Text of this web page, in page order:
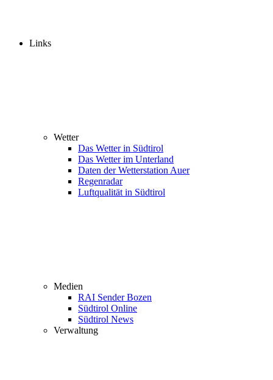
Links
Wetter
Das Wetter in Südtirol
Das Wetter im Unterland
Daten der Wetterstation Auer
Regenradar
Luftqualität in Südtirol
Medien
RAI Sender Bozen
Südtirol Online
Südtirol News
Verwaltung